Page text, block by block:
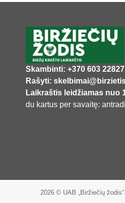
Skambinti: +370 603 22827
Rašyti:
Laikraštis leidžiamas nuo
du kartus per savaitę:
2026 © UAB „Biržiečių